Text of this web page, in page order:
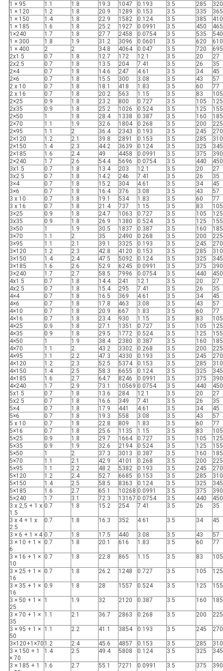
1 × 95
1.1 1.8 19.3 1047 0.193 3.5 285
320
1 × 120
1.2 1.8 20.9 1289 0.153 3.5 335
365
1 × 150
1.4 1.8 22.9 1582 0.124 3.5 385
410
1 × 185
1.6 1.8 25.2 1927 0.0991 3.5 450
465
1×240
1.7 1.8 27.7 2458 0.0754 3.5 535
540
1 × 300
1.8 1.9 31.2 3096 0.0601 3.5 620
610
1 × 400
2 2 34.8 4064 0.047 3.5 720
695
2x1.5
0.7 1.8 12.7 172 12.1 3.5 20
27
2x2.5
0.7 1.8 13.5 204 7.41 3.5 26
35
2×4
0.7 1.8 14.6 247 4.61 3.5 34
45
2×6
0.7 1.8 15.5 300 3.08 3.5 43
57
2 x 10
0.7 1.8 18.1 418 1.83 3.5 60
77
2 x 16
0.7 1.8 20.2 563 1.15 3.5 83
105
2×25
0.9 1.8 23.2 800 0.727 3.5 105
125
2x35
0.9 1.8 25.2 1026 0.524 3.5 125
155
2×50
1 1.8 28.4 1338 0.387 3.5 160
185
2×70
1.1 1.9 32.6 1804 0.268 3.5 200
225
2×95
1.1 2 36.4 2343 0.193 3.5 245
270
2×120
1.2 2.1 39.8 2891 0.153 3.5 285
310
2×150
1.4 2.3 44.2 3639 0.124 3.5 325
345
2×185
1.6 2.4 49 4458 0.0991 3.5 375
390
2×240
1.7 2.6 54.4 5696 0.0754 3.5 440
450
3x1.5
0.7 1.8 13.4 203 12.1 3.5 20
27
3x2.5
0.7 1.8 14.2 246 7.41 3.5 26
35
3×4
0.7 1.8 15.2 304 4.61 3.5 34
45
3×6
0.7 1.8 16.4 376 3.08 3.5 43
57
3 x 10
0.7 1.8 19.1 534 1.83 3.5 60
77
3 x 16
0.7 1.8 21.4 737 1.15 3.5 83
105
3×25
0.9 1.8 24.7 1063 0.727 3.5 105
125
3x35
0.9 1.8 26.9 1380 0.524 3.5 125
155
3×50
1 1.9 30.5 1837 0.387 3.5 160
185
3×70
1.1 2 35 2490 0.268 3.5 200
225
3×95
1.1 2.1 39.1 3325 0.193 3.5 245
270
3×120
1.2 2.3 42.8 4120 0.153 3.5 285
310
3×150
1.4 2.4 47.5 5092 0.124 3.5 325
345
3×185
1.6 2.6 52.9 6245 0.0991 3.5 375
390
3×240
1.7 2.7 58.5 7996 0.0754 3.5 440
450
4x1.5
0.7 1.8 14.4 241 12.1 3.5 20
27
4x2.5
0.7 1.8 15.4 295 7.41 3.5 26
35
4×4
0.7 1.8 16.5 369 4.61 3.5 34
45
4×6
0.7 1.8 17.8 463 3.08 3.5 43
57
4×10
0.7 1.8 20.9 667 1.83 3.5 60
77
4×16
0.7 1.8 23.4 930 1.15 3.5 83
105
4×25
0.9 1.8 27.1 1351 0.727 3.5 105
125
4×35
0.9 1.8 29.5 1772 0.524 3.5 125
155
4×50
1 1.9 38.4 2380 0.387 3.5 160
185
4×70
1.1 2 43.2 3302 0.268 3.5 200
225
4×95
1.1 2.2 47.3 4330 0.193 3.5 245
270
4×120
1.2 2.3 52.5 5374 0.153 3.5 285
310
4×150
1.4 2.5 58.3 6655 0.124 3.5 325
345
4×185
1.6 2.7 64.7 8246 0.0991 3.5 375
390
4×240
1.7 2.9 73.1 10569 0.0754 3.5 440
450
5x1.5
0.7 1.8 13.6 284 12.1 3.5 20
27
5x2.5
0.7 1.8 16.6 349 7.41 3.5 26
35
5×4
0.7 1.8 17.9 441 4.61 3.5 34
45
5×6
0.7 1.8 19.3 558 3.08 3.5 43
57
5 x 10
0.7 1.8 22.8 809 1.83 3.5 60
77
5×16
0.7 1.8 25.6 1135 1.15 3.5 83
105
5×25
0.9 1.8 29.7 1664 0.727 3.5 105
125
5×35
0.9 1.9 32.6 2194 0.524 3.5 125
155
5×50
1 2 37.3 3013 0.387 3.5 160
185
5×70
1.1 2.1 42.9 4101 0.268 3.5 200
225
5×95
1.1 2.2 48.2 5382 0.193 3.5 245
270
5×120
1.2 2.4 52.7 6685 0.153 3.5 285
310
5×150
1.4 2.5 58.5 8363 0.124 3.5 325
345
5×185
1.6 2.7 65.1 10268 0.0991 3.5 375
390
5×240
1.7 3.1 72.3 13167 0.0754 3.5 440
450
3 x 2,5 + 1 x
1.5
0.7 1.8 15.2 254 7.41 3.5 26 35
3 x 4 + 1 x
2.5
0.7 1.8 16.3 352 4.61 3.5 34 45
3 × 6 + 1 × 4 0.7 1.8 17.5 440 3.08 3.5 43
57
3 × 10 + 1 ×
6
0.7 1.8 20.1 616 1.83 3.5 60 77
3 × 16 + 1 ×
10
0.7 1.8 22.8 865 1.15 3.5 83 105
3 × 25 + 1 ×
16
0.7 1.8 26.2 1248 0.727 3.5 105 125
3 × 35 + 1 ×
16
0.9 1.8 28 1557 0.524 3.5 125 155
3 × 50 + 1 ×
25
1 1.9 32 2120 0.387 3.5 160 185
3 × 70 + 1 ×
35
1.1 2.1 36.7 2863 0.268 3.5 200 225
3 × 95 + 1 ×
50
1.1 2.2 41.1 3854 0.193 3.5 245 270
3×120+1×70 1.2 2.4 45.6 4857 0.153 3.5 285
310
3 × 150 + 1
× 70
1.4 2.5 49.4 5808 0.124 3.5 325 345
3 × 185 + 1
1.6 2.7 55.1 7271 0.0991 3.5 375 390